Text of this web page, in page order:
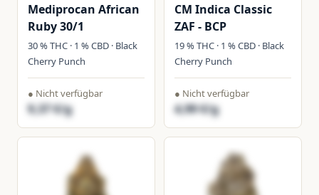
Mediprocan African
Ruby 30/1
30 % THC · 1 % CBD · Black
Cherry Punch
● Nicht verfügbar
9,37 €/g
CM Indica Classic
ZAF - BCP
19 % THC · 1 % CBD · Black
Cherry Punch
● Nicht verfügbar
4,99 €/g